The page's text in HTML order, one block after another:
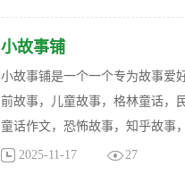
小故事铺
小故事铺是一个一个专为故事爱
前故事，儿童故事，格林童话，
童话作文，恐怖故事，知乎故事
2025-11-17 27